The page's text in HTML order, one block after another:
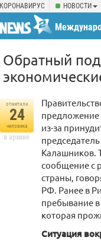
КОРОНАВИРУС НОВОСТИ
Обратный
отметили
24
человека
в архиве
из-за
Калашников.
сообщение с
страны,
РФ. Ранее в
пребывание
которая
Ситуация